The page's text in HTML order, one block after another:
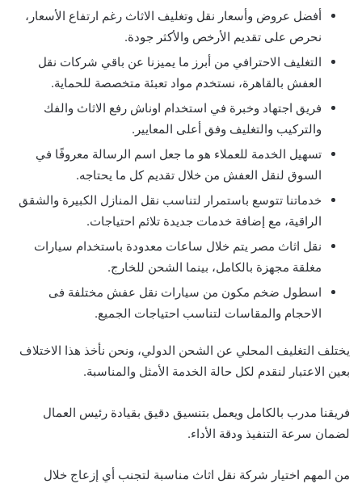
أفضل عروض وأسعار نقل وتغليف الاثاث رغم ارتفاع الأسعار،
نحرص على تقديم الأرخص والأكثر جودة.
التغليف الاحترافي من أبرز ما يميزنا عن باقي شركات نقل
العفش بالقاهرة، نستخدم مواد تعبئة متخصصة للحماية.
فريق اجتهاد وخبرة في استخدام اوناش رفع الاثاث والفك
والتركيب والتغليف وفق أعلى المعايير.
تسهيل الخدمة للعملاء هو ما جعل اسم الرسالة معروفًا في
السوق لنقل العفش من خلال تقديم كل ما يحتاجه.
خدماتنا تتوسع باستمرار لتناسب نقل المنازل الكبيرة والشقق
الراقية، مع إضافة خدمات جديدة تلائم احتياجات.
نقل اثاث مصر يتم خلال ساعات معدودة باستخدام سيارات
مغلقة مجهزة بالكامل، بينما الشحن للخارج.
اسطول ضخم مكون من سيارات نقل عفش مختلفة فى
الاحجام والمقاسات لتناسب احتياجات الجميع.
يختلف التغليف المحلي عن الشحن الدولي، ونحن نأخذ هذا الاختلاف
بعين الاعتبار لنقدم لكل حالة الخدمة الأمثل والمناسبة.
فريقنا مدرب بالكامل ويعمل بتنسيق دقيق بقيادة رئيس العمال
لضمان سرعة التنفيذ ودقة الأداء.
من المهم اختيار شركة نقل اثاث مناسبة لتجنب أي إزعاج خلال